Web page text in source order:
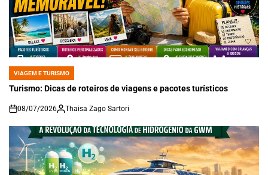
POSTED
IN
VIAGEM E TURISMO
Turismo: Dicas de roteiros de viagens e pacotes turísticos
on
08/07/2026 Thaisa Zago Sartori